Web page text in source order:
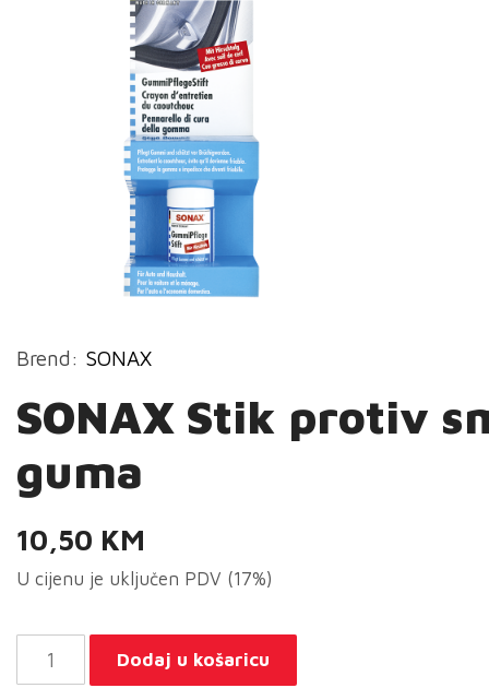
Brend: SONAX
SONAX Stik protiv
guma
10,50 KM
U cijenu je uključen PDV (17%)
SONAX
Stik
Dodaj u košaricu